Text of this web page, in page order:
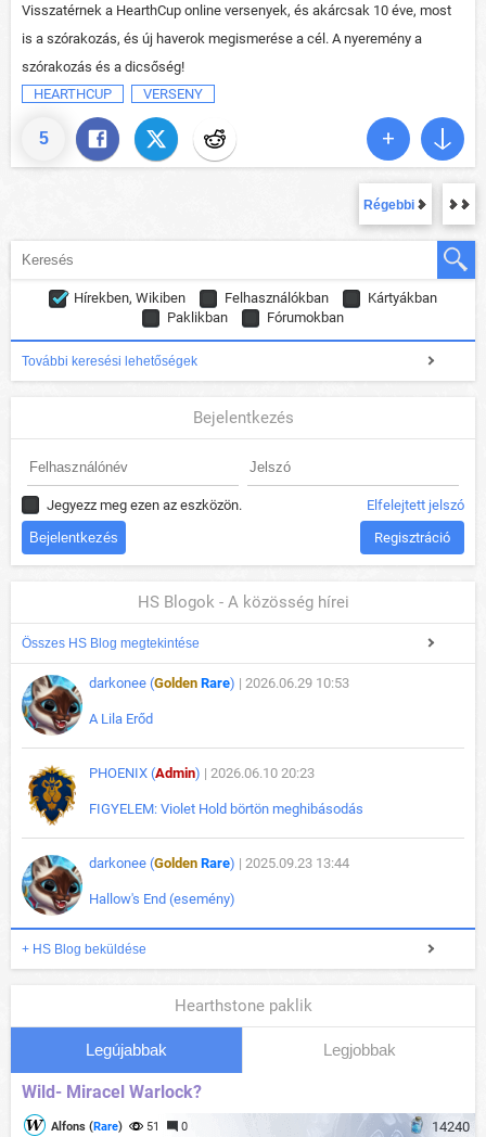
5
Visszatérnek a HearthCup online versenyek, és akárcsak 10 éve, most
is a szórakozás, és új haverok megismerése a cél. A nyeremény a
szórakozás és a dicsőség!
HEARTHCUP
VERSENY
Régebbi
Hírekben, Wikiben Felhasználókban
Kártyákban
Paklikban
Fórumokban
További keresési lehetőségek
Bejelentkezés
Jegyezz meg ezen az eszközön. Elfelejtett jelszó
Regisztráció
HS Blogok - A közösség hírei
Összes HS Blog megtekintése
darkonee (Golden Rare) | 2026.06.29 10:53
A Lila Erőd
PHOENIX (Admin) | 2026.06.10 20:23
FIGYELEM: Violet Hold börtön meghibásodás
darkonee (Golden Rare) | 2025.09.23 13:44
Hallow's End (esemény)
+ HS Blog beküldése
Hearthstone paklik
Legújabbak Legjobbak
Wild- Miracel Warlock?
14240
Alfons (Rare) 51 0